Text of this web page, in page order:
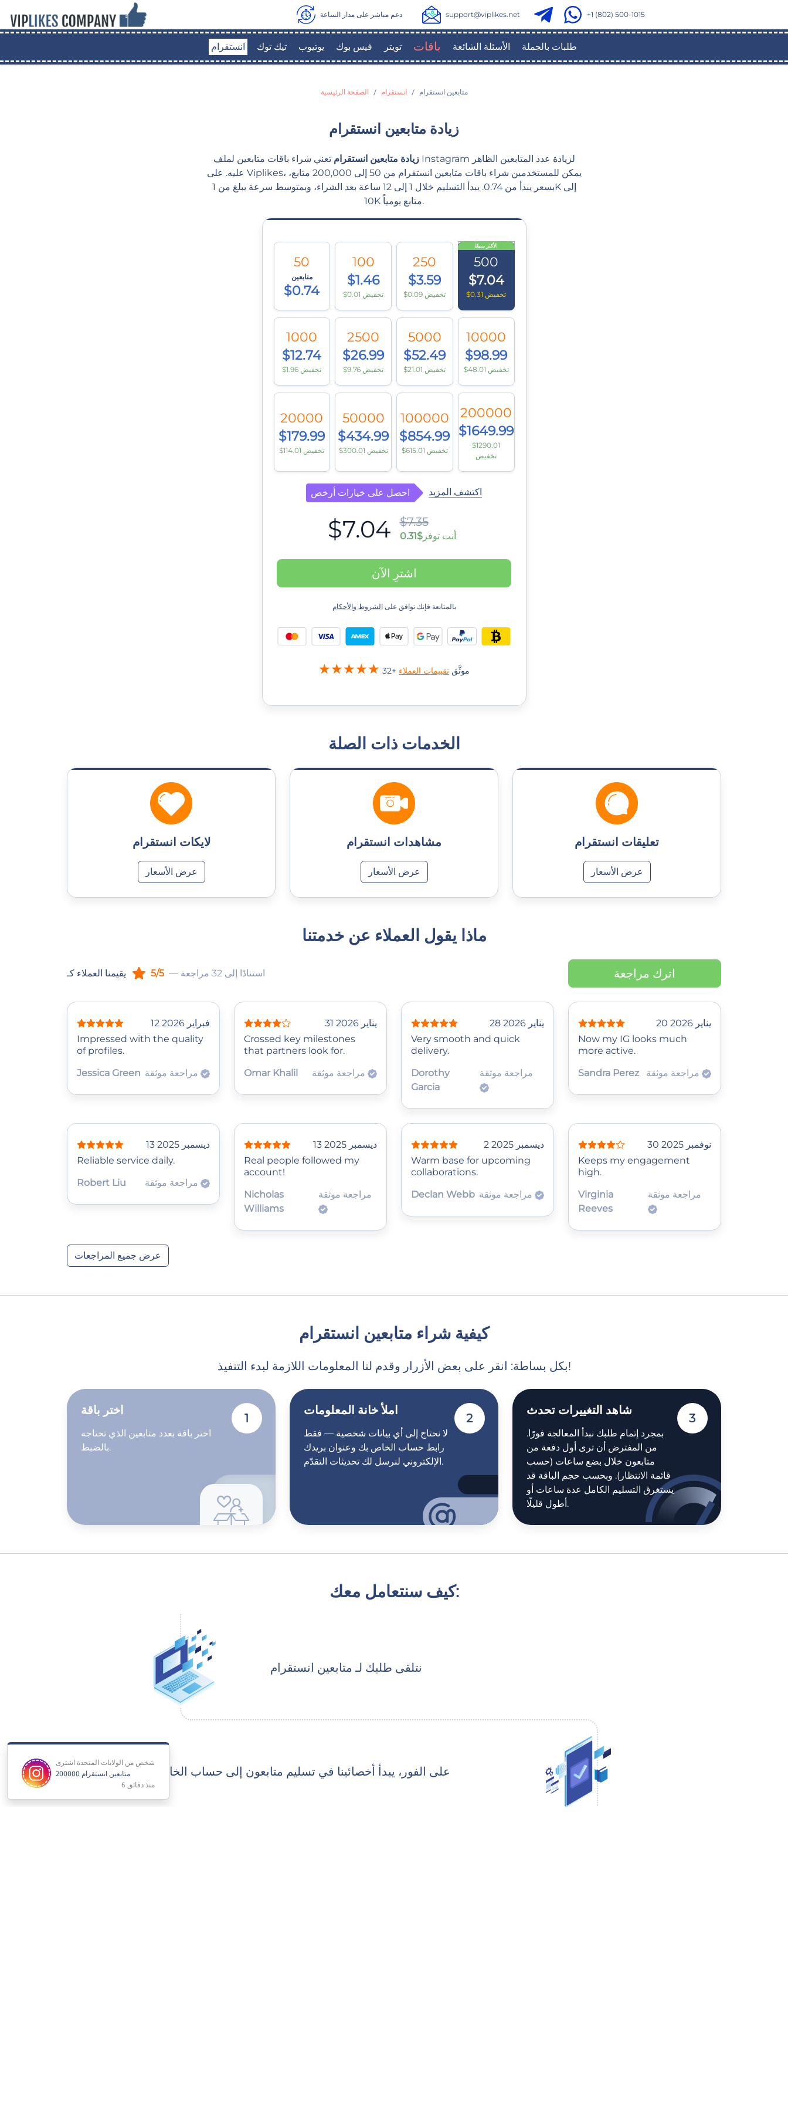
دعم مباشر على مدار الساعة support@viplikes.net +1 (802) 500-1015
انستقرام تيك توك يوتيوب فيس بوك تويتر باقات الأسئلة الشائعة طلبات بالجملة
الصفحة الرئيسية انستقرام متابعين انستقرام
زيادة متابعين انستقرام
زيادة متابعين انستقرام تعني شراء باقات متابعين لملف Instagram لزيادة عدد المتابعين الظاهر
عليه. على Viplikes، يمكن للمستخدمين شراء باقات متابعين انستقرام من 50 إلى 200,000 متابع،
بسعر يبدأ من 0.74. يبدأ التسليم خلال 1 إلى 12 ساعة بعد الشراء، وبمتوسط سرعة يبلغ من 1K إلى
10K متابع يومياً.
50
متابعين
$0.74
100
$1.46
$0.01 تخفيض
250
$3.59
$0.09 تخفيض
الأكثر مبيعًا
500
$7.04
$0.31 تخفيض
1000
$12.74
$1.96 تخفيض
2500
$26.99
$9.76 تخفيض
5000
$52.49
$21.01 تخفيض
10000
$98.99
$48.01 تخفيض
20000
$179.99
$114.01 تخفيض
50000
$434.99
$300.01 تخفيض
100000
$854.99
$615.01 تخفيض
200000
$1649.99
$1290.01
تخفيض
احصل على خيارات أرخص اكتشف المزيد
$7.04 $7.35
أنت توفر$0.31
اشترِ الآن
بالمتابعة فإنك توافق علىالشروط والأحكام
32+ موثَّق تقييمات العملاء
الخدمات ذات الصلة
لايكات انستقرام
عرض الأسعار
مشاهدات انستقرام
عرض الأسعار
تعليقات انستقرام
عرض الأسعار
ماذا يقول العملاء عن خدمتنا
يقيمنا العملاء كـ 5/5 — استنادًا إلى 32 مراجعة اترك مراجعة
12 فبراير 2026
Impressed with the quality
of profiles.
Jessica Green
31 يناير 2026
Crossed key milestones
that partners look for.
Omar Khalil
28 يناير 2026
Very smooth and quick
delivery.
Dorothy
Garcia
مراجعة موثقة
20 يناير 2026
Now my IG looks much
more active.
Sandra Perez
13 ديسمبر 2025
Reliable service daily.
Robert Liu
13 ديسمبر 2025
Real people followed my
account!
Nicholas
Williams
مراجعة موثقة
2 ديسمبر 2025
Warm base for upcoming
collaborations.
Declan Webb
30 نوفمبر 2025
Keeps my engagement
high.
Virginia
Reeves
مراجعة موثقة
عرض جميع المراجعات
كيفية شراء متابعين انستقرام
بكل بساطة: انقر على بعض الأزرار وقدم لنا المعلومات اللازمة لبدء التنفيذ!
اختر باقة
اختر باقة بعدد متابعين الذي تحتاجه
بالضبط.
1
املأ خانة المعلومات
لا نحتاج إلى أي بيانات شخصية — فقط
رابط حساب الخاص بك وعنوان بريدك
الإلكتروني لنرسل لك تحديثات التقدّم.
2
شاهد التغييرات تحدث
بمجرد إتمام طلبك نبدأ المعالجة فورًا.
من المفترض أن ترى أول دفعة من
متابعون خلال بضع ساعات (حسب
قائمة الانتظار). وبحسب حجم الباقة قد
يستغرق التسليم الكامل عدة ساعات أو
أطول قليلًا.
3
كيف سنتعامل معك:
نتلقى طلبك لـ متابعين انستقرام
على الفور، يبدأ أخصائينا في تسليم متابعون إلى حساب الخاص بك